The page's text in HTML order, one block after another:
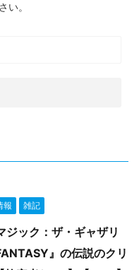
い。
報 雑記
ジック：ザ・ギャザリ
』の伝説のクリ